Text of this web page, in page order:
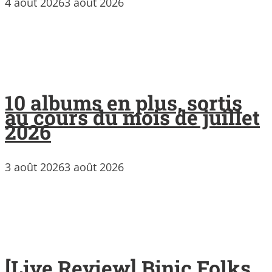
10 albums en plus, sortis
au cours du mois de juillet
2026
3 août 20263 août 2026